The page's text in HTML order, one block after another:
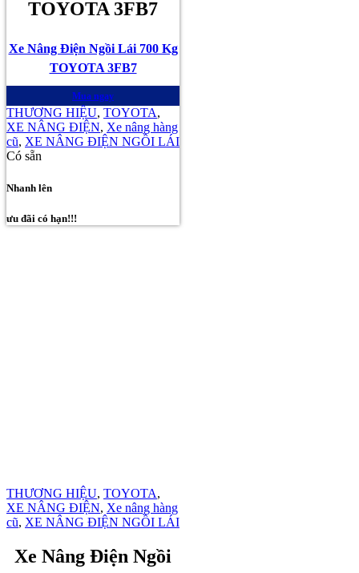
TOYOTA 3FB7
Xe Nâng Điện Ngồi Lái 700 Kg
TOYOTA 3FB7
Mua ngay
THƯƠNG HIỆU, TOYOTA,
XE NÂNG ĐIỆN, Xe nâng hàng
cũ, XE NÂNG ĐIỆN NGỒI LÁI
Có sẵn
Nhanh lên
ưu đãi có hạn!!!
THƯƠNG HIỆU, TOYOTA,
XE NÂNG ĐIỆN, Xe nâng hàng
cũ, XE NÂNG ĐIỆN NGỒI LÁI
Xe Nâng Điện Ngồi